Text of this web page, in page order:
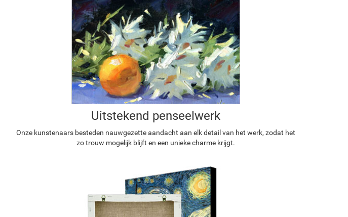
Uitstekend penseelwerk
Onze kunstenaars besteden nauwgezette aandacht aan elk detail van het werk, zodat het
zo trouw mogelijk blijft en een unieke charme krijgt.